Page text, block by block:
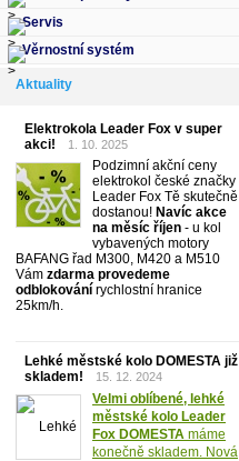
Servis
Věrnostní systém
Aktuality
Elektrokola Leader Fox v super
akci!
1. 10. 2025
Podzimní akční ceny
elektrokol české značky
Leader Fox Tě skutečně
dostanou! Navíc akce
na měsíc říjen - u kol
vybavených motory
BAFANG řad M300, M420 a M510
Vám zdarma provedeme
odblokování rychlostní hranice
25km/h.
Lehké městské kolo DOMESTA již
skladem!
15. 12. 2024
Velmi oblíbené, lehké
městské kolo Leader
Fox DOMESTA máme
konečně skladem. Nová